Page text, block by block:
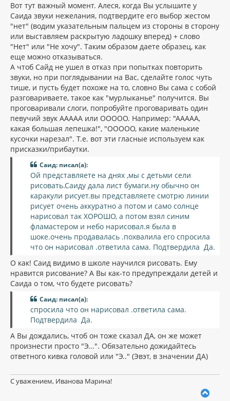
Вот тут важный момент. Алеся, когда Вы услышите у
Саида звуки нежелания, подтвердите его выбор жестом
"нет" (водим указательным пальцем из стороны в сторону
или выставляем раскрытую ладошку вперед) + слово
"Нет" или "Не хочу". Таким образом даете образец, как
еще можно отказываться.
А чтоб Сайд не ушел в отказ при попытках повторить
звуки, но при поглядывании на Вас, сделайте голос чуть
тише, и пусть будет похоже на то, словно Вы сама с собой
разговариваете, такое как "мурлыканье" получится. Вы
проговаривали слоги, попробуйте проговаривать один
певучий звук ААААА или ООООО. Например: "ААААА,
какая большая лепешка!", "ООООО, какие маленькие
кусочки нарезал". Т.е. вот эти гласные используем как
присказки/прибаутки.
Саид: писал(а):
Ой представляете на днях ,мы с детьми сели
рисовать.Саиду дала лист бумаги.ну обычно он
каракули рисует.вы представляете смотрю линии
рисует очень аккуратно а потом и само солнце
нарисовал так ХОРОШО, а потом взял синим
фламастером и небо нарисовал.я была в
шоке.очень продавалась .похвалила его спросила
что он нарисовал .ответила сама. Подтвердила Да.
О как! Саид видимо в школе научился рисовать. Ему
нравится рисование? А Вы как-то предупреждали детей и
Саида о том, что будете рисовать?
Саид: писал(а):
спросила что он нарисовал .ответила сама.
Подтвердила Да.
А Вы дождались, чтоб он тоже сказал ДА, он же может
произнести просто "Э...". Обязательно дожидайтесь
ответного кивка головой или "Э.." (Эвэт, в значении ДА)
С уважением, Иванова Марина!